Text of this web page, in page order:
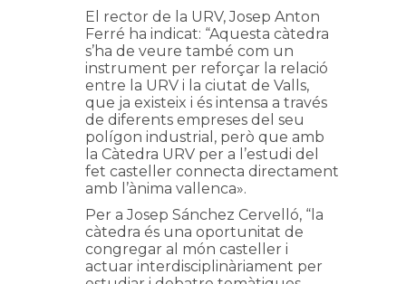
El rector de la URV, Josep Anton
Ferré ha indicat: “Aquesta càtedra
s’ha de veure també com un
instrument per reforçar la relació
entre la URV i la ciutat de Valls,
que ja existeix i és intensa a través
de diferents empreses del seu
polígon industrial, però que amb
la Càtedra URV per a l’estudi del
fet casteller connecta directament
amb l’ànima vallenca».
Per a Josep Sánchez Cervelló, “la
càtedra és una oportunitat de
congregar al món casteller i
actuar interdisciplinàriament per